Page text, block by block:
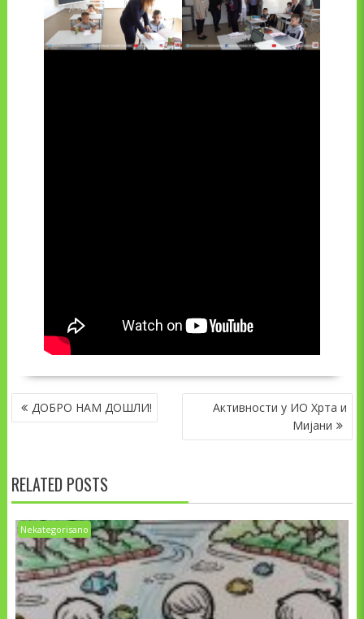
NAVIGACIJA
ČLANAKA
ДОБРО НАМ ДОШЛИ!
Активности у ИО Хрта и
Мијани
RELATED POSTS
Nekategorisano